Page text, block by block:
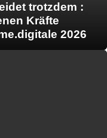
trotzdem :
Kräfte
2026